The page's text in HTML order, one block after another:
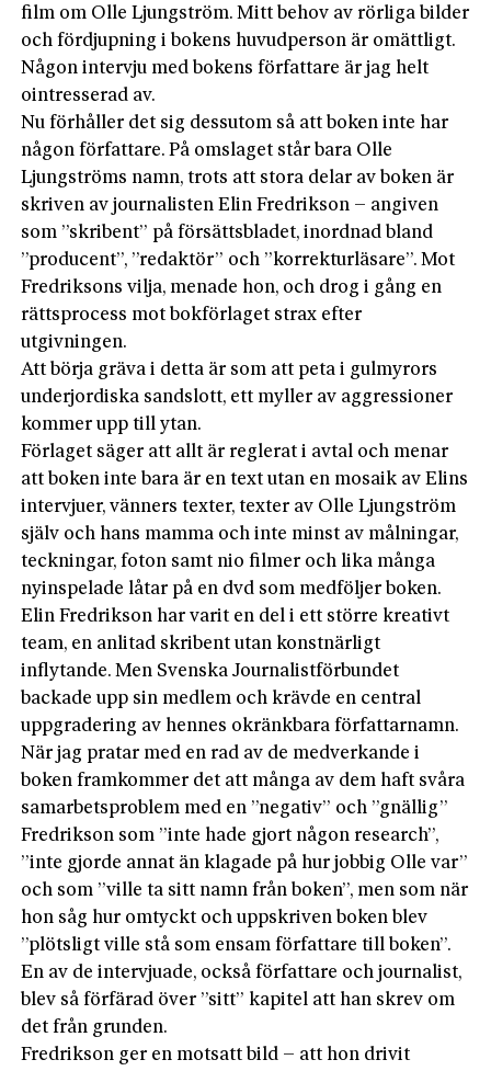
film om Olle Ljungström. Mitt behov av rörliga bilder
och fördjupning i bokens huvudperson är omättligt.
Någon intervju med bokens författare är jag helt
ointresserad av.
Nu förhåller det sig dessutom så att boken inte har
någon författare. På omslaget står bara Olle
Ljungströms namn, trots att stora delar av boken är
skriven av journalisten Elin Fredrikson – angiven
som ”skribent” på försättsbladet, inordnad bland
”producent”, ”redaktör” och ”korrekturläsare”. Mot
Fredriksons vilja, menade hon, och drog i gång en
rättsprocess mot bokförlaget strax efter
utgivningen.
Att börja gräva i detta är som att peta i gulmyrors
underjordiska sandslott, ett myller av aggressioner
kommer upp till ytan.
Förlaget säger att allt är reglerat i avtal och menar
att boken inte bara är en text utan en mosaik av Elins
intervjuer, vänners texter, texter av Olle Ljungström
själv och hans mamma och inte minst av målningar,
teckningar, foton samt nio filmer och lika många
nyinspelade låtar på en dvd som medföljer boken.
Elin Fredrikson har varit en del i ett större kreativt
team, en anlitad skribent utan konstnärligt
inflytande. Men Svenska Journalistförbundet
backade upp sin medlem och krävde en central
uppgradering av hennes okränkbara författarnamn.
När jag pratar med en rad av de medverkande i
boken framkommer det att många av dem haft svåra
samarbetsproblem med en ”negativ” och ”gnällig”
Fredrikson som ”inte hade gjort någon research”,
”inte gjorde annat än klagade på hur jobbig Olle var”
och som ”ville ta sitt namn från boken”, men som när
hon såg hur omtyckt och uppskriven boken blev
”plötsligt ville stå som ensam författare till boken”.
En av de intervjuade, också författare och journalist,
blev så förfärad över ”sitt” kapitel att han skrev om
det från grunden.
Fredrikson ger en motsatt bild – att hon drivit